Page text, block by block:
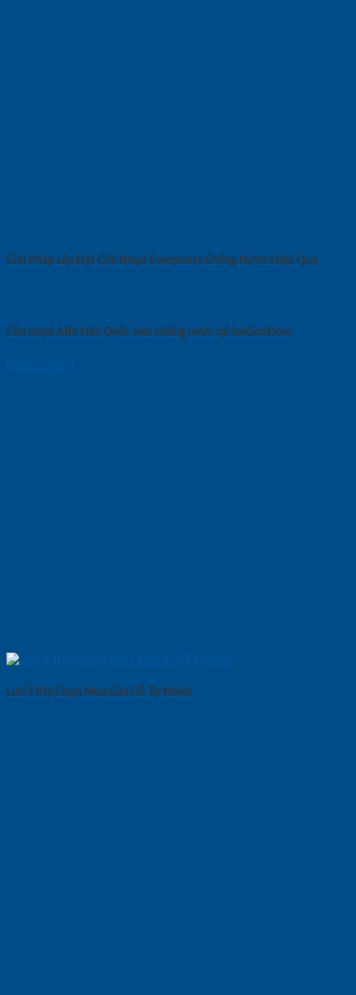
Giải Pháp Lắp Đặt Cửa Nhựa Composite Chống Nước Hiệu Quả
Cửa nhựa ABS Hàn Quốc siêu chống nước tại SaiGonDoor
09/12/2024
Lưu Ý Khi Chọn Mua Cửa Gỗ Tự Nhiên